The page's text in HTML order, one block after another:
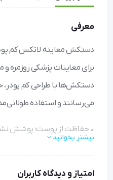
معرفی
برای معاینات پزشکی روزمره
دستکش‌ها با طراحی کم
می‌رسانند و استفاده
• حفاظت از پوست: پوشش
بیشتر بخوانید
امتیاز و دیدگاه کاربران